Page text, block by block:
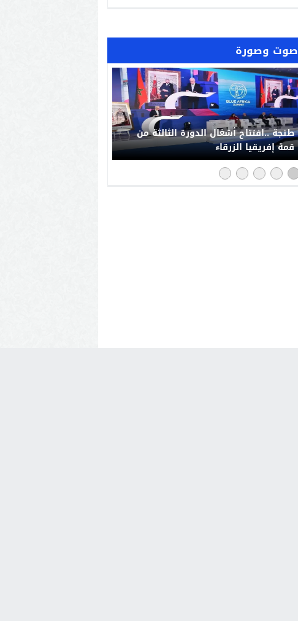
صوت وصورة
طنجة ..افتتاح أشغال الدورة الثالثة من
قمة إفريقيا الزرقاء